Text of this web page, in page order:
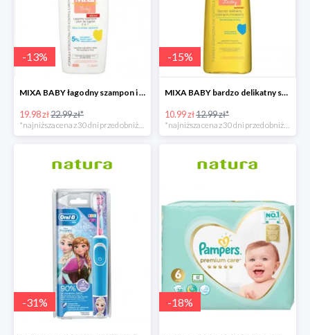
-13%
MIXA BABY łagodny szampon i płyn do kąpieli 2w1
19.98 zł22.99 zł*
*najniższa cena z 30 dni przed obniżką
-15%
MIXA BABY bardzo delikatny szampon micelarny
10.99 zł12.99 zł*
*najniższa cena z 30 dni przed obniżką
-31% -18%